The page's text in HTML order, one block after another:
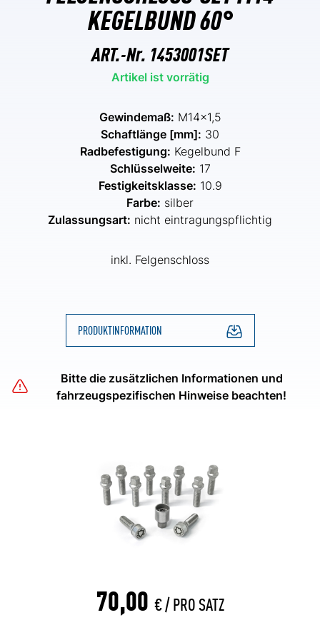
KEGELBUND 60°
ART.-Nr. 1453001SET
Artikel ist vorrätig
Gewindemaß: M14x1,5
Schaftlänge [mm]: 30
Radbefestigung: Kegelbund F
Schlüsselweite: 17
Festigkeitsklasse: 10.9
Farbe: silber
Zulassungsart: nicht eintragungspflichtig
inkl. Felgenschloss
PRODUKTINFORMATION
Bitte die zusätzlichen Informationen und
fahrzeugspezifischen Hinweise beachten!
70,00 € /PRO SATZ